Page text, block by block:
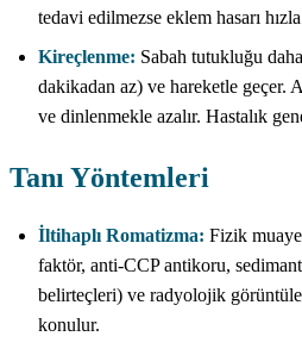
tedavi edilmezse eklem hasarı
Kireçlenme: Sabah tutukluğu
dakikadan az) ve hareketle geçer.
ve dinlenmekle azalır. Hastalık
Tanı Yöntemleri
İltihaplı Romatizma: Fizik
faktör, anti-CCP antikoru,
belirteçleri) ve radyolojik
konulur.